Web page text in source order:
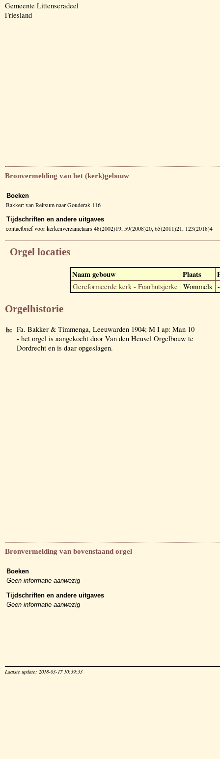
Gemeente Littenseradeel
Friesland
Bronvermelding van het (kerk)gebouw
Boeken
Bakker: van Reitsum naar Gouderak 116
Tijdschriften en andere uitgaves
contactbrief voor kerkenverzamelaars 48(2002)19, 59(2008)20, 65(2011)21, 123(2018)4
Orgel locaties
Naam gebouw Plaats
Gereformeerde kerk - Foarhutsjerke Wommels -
Orgelhistorie
b: Fa. Bakker & Timmenga, Leeuwarden 1904; M I ap: Man 10
- het orgel is aangekocht door Van den Heuvel Orgelbouw te
Dordrecht en is daar opgeslagen.
Bronvermelding van bovenstaand orgel
Boeken
Geen informatie aanwezig
Tijdschriften en andere uitgaves
Geen informatie aanwezig
Laatste update: 2018-03-17 10:39:33